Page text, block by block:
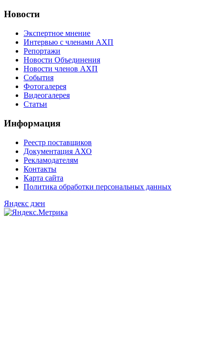
Новости
Экспертное мнение
Интервью с членами АХП
Репортажи
Новости Объединения
Новости членов АХП
События
Фотогалерея
Видеогалерея
Статьи
Информация
Реестр поставщиков
Документация АХО
Рекламодателям
Контакты
Карта сайта
Политика обработки персональных данных
Яндекс дзен